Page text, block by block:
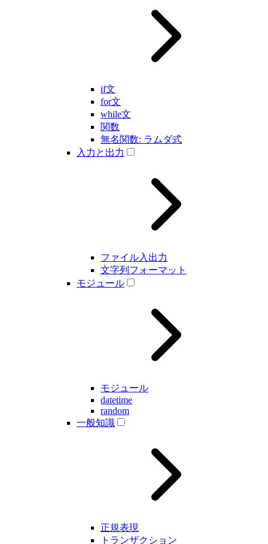
if文
for文
while文
関数
無名関数: ラムダ式
入力と出力
ファイル入出力
文字列フォーマット
モジュール
モジュール
datetime
random
一般知識
正規表現
トランザクション